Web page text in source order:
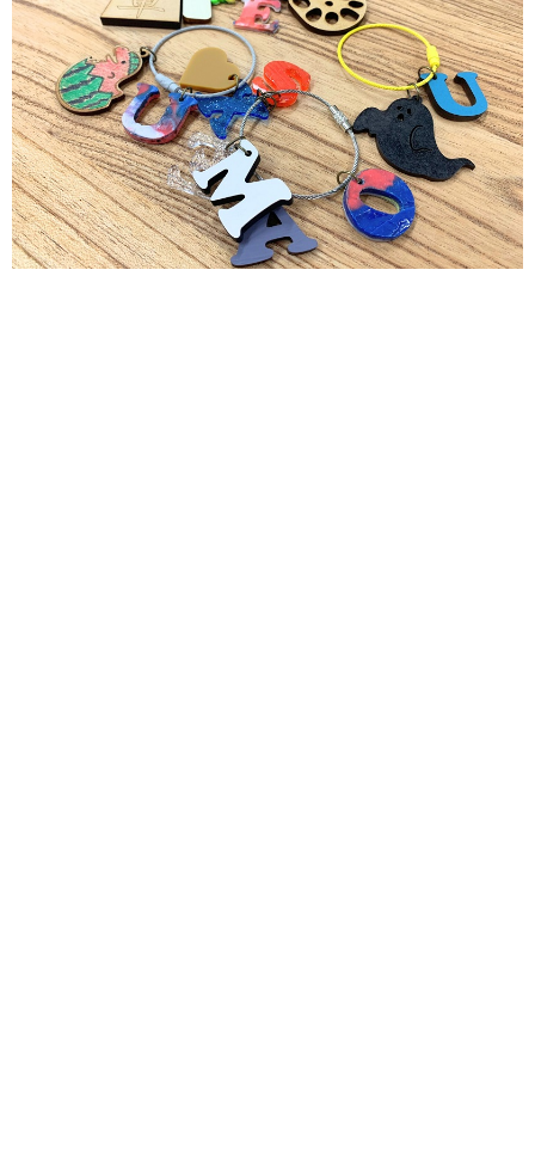
個人情報保護方針
サイトポリシー
ソーシャルメディアポリシー